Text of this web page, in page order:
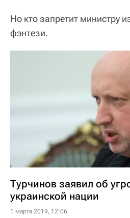
Но кто запретит министру
фэнтези.
Турчинов заявил об
украинской нации
1 марта 2019, 12:06